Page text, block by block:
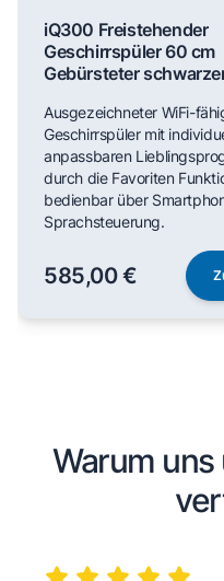
iQ300 Freistehender
Geschirrspüler 60 cm
Gebürsteter
Ausgezeichneter WiFi-
Geschirrspüler mit
anpassbaren
durch die Favoriten
bedienbar über
Sprachsteuerung.
585,00 €
Warum